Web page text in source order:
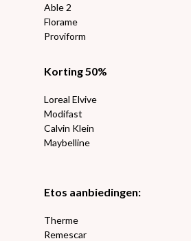
Able 2
Florame
Proviform
Korting 50%
Loreal Elvive
Modifast
Calvin Klein
Maybelline
Etos aanbiedingen:
Therme
Remescar